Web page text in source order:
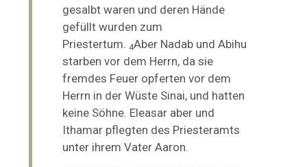
gesalbt waren und deren Hände
gefüllt wurden zum
Priestertum. 4Aber Nadab und Abihu
starben vor dem Herrn, da sie
fremdes Feuer opferten vor dem
Herrn in der Wüste Sinai, und hatten
keine Söhne. Eleasar aber und
Ithamar pflegten des Priesteramts
unter ihrem Vater Aaron.